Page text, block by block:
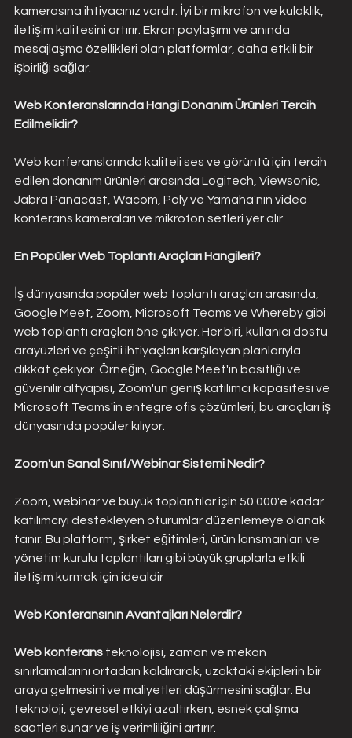
kamerasına ihtiyacınız vardır. İyi bir mikrofon ve kulaklık,
iletişim kalitesini artırır. Ekran paylaşımı ve anında
mesajlaşma özellikleri olan platformlar, daha etkili bir
işbirliği sağlar.
Web Konferanslarında Hangi Donanım Ürünleri Tercih
Edilmelidir?
Web konferanslarında kaliteli ses ve görüntü için tercih
edilen donanım ürünleri arasında Logitech, Viewsonic,
Jabra Panacast, Wacom, Poly ve Yamaha'nın video
konferans kameraları ve mikrofon setleri yer alır​
En Popüler Web Toplantı Araçları Hangileri?
İş dünyasında popüler web toplantı araçları arasında,
Google Meet, Zoom, Microsoft Teams ve Whereby gibi
web toplantı araçları öne çıkıyor. Her biri, kullanıcı dostu
arayüzleri ve çeşitli ihtiyaçları karşılayan planlarıyla
dikkat çekiyor. Örneğin, Google Meet'in basitliği ve
güvenilir altyapısı, Zoom'un geniş katılımcı kapasitesi ve
Microsoft Teams'in entegre ofis çözümleri, bu araçları iş
dünyasında popüler kılıyor.
Zoom'un Sanal Sınıf/Webinar Sistemi Nedir?
Zoom, webinar ve büyük toplantılar için 50.000'e kadar
katılımcıyı destekleyen oturumlar düzenlemeye olanak
tanır. Bu platform, şirket eğitimleri, ürün lansmanları ve
yönetim kurulu toplantıları gibi büyük gruplarla etkili
iletişim kurmak için idealdir​
Web Konferansının Avantajları Nelerdir?
Web konferans teknolojisi, zaman ve mekan
sınırlamalarını ortadan kaldırarak, uzaktaki ekiplerin bir
araya gelmesini ve maliyetleri düşürmesini sağlar. Bu
teknoloji, çevresel etkiyi azaltırken, esnek çalışma
saatleri sunar ve iş verimliliğini artırır.